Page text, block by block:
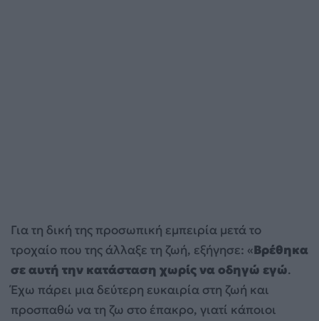
Για τη δική της προσωπική εμπειρία μετά το
τροχαίο που της άλλαξε τη ζωή, εξήγησε: «Βρέθηκα
σε αυτή την κατάσταση χωρίς να οδηγώ εγώ.
Έχω πάρει μια δεύτερη ευκαιρία στη ζωή και
προσπαθώ να τη ζω στο έπακρο, γιατί κάποιοι